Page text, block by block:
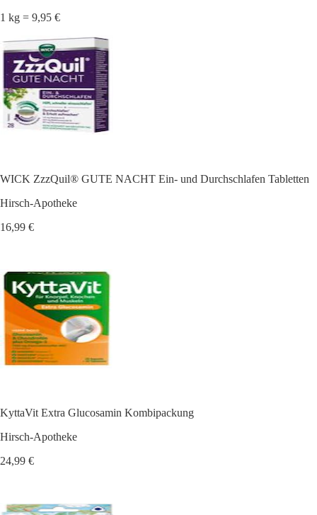
1 kg = 9,95 €
WICK ZzzQuil® GUTE NACHT Ein- und Durchschlafen Tabletten
Hirsch-Apotheke
16,99 €
KyttaVit Extra Glucosamin Kombipackung
Hirsch-Apotheke
24,99 €